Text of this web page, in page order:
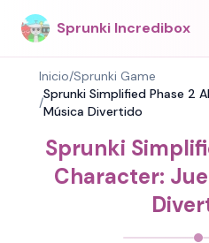
Sprunki Incredibox
Inicio/Sprunki Game
/
Sprunki Simplified Phase 2
Música Divertido
Sprunki
Character: